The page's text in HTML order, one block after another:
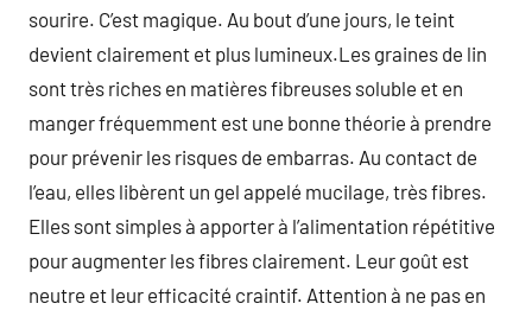
sourire. C’est magique. Au bout d’une jours, le teint
devient clairement et plus lumineux.Les graines de lin
sont très riches en matières fibreuses soluble et en
manger fréquemment est une bonne théorie à prendre
pour prévenir les risques de embarras. Au contact de
l’eau, elles libèrent un gel appelé mucilage, très fibres.
Elles sont simples à apporter à l’alimentation répétitive
pour augmenter les fibres clairement. Leur goût est
neutre et leur efficacité craintif. Attention à ne pas en